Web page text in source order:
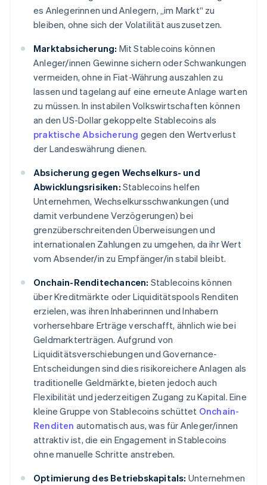
es Anlegerinnen und Anlegern, „im Markt“ zu
bleiben, ohne sich der Volatilität auszusetzen.
Marktabsicherung: Mit Stablecoins können
Anleger/innen Gewinne sichern oder Schwankungen
vermeiden, ohne in Fiat-Währung auszahlen zu
lassen und tagelang auf eine erneute Anlage warten
zu müssen. In instabilen Volkswirtschaften können
an den US-Dollar gekoppelte Stablecoins als
praktische Absicherung gegen den Wertverlust
der Landeswährung dienen.
Absicherung gegen Wechselkurs- und
Abwicklungsrisiken: Stablecoins helfen
Unternehmen, Wechselkursschwankungen (und
damit verbundene Verzögerungen) bei
grenzüberschreitenden Überweisungen und
internationalen Zahlungen zu umgehen, da ihr Wert
vom Absender/in zu Empfänger/in stabil bleibt.
Onchain-Renditechancen: Stablecoins können
über Kreditmärkte oder Liquiditätspools Renditen
erzielen, was ihren Inhaberinnen und Inhabern
vorhersehbare Erträge verschafft, ähnlich wie bei
Geldmarkterträgen. Aufgrund von
Liquiditätsverschiebungen und Governance-
Entscheidungen sind dies risikoreichere Anlagen als
traditionelle Geldmärkte, bieten jedoch auch
Flexibilität und jederzeitigen Zugang zu Kapital. Eine
kleine Gruppe von Stablecoins schüttet Onchain-
Renditen automatisch aus, was für Anleger/innen
attraktiv ist, die ein Engagement in Stablecoins
ohne manuelle Schritte anstreben.
Optimierung des Betriebskapitals: Unternehmen